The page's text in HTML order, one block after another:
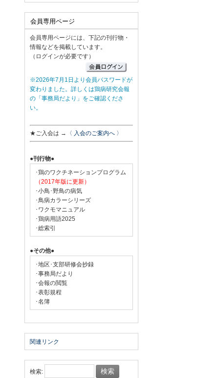
会員専用ページ
会員専用ページには、下記の刊行物・
情報などを掲載しています。
（ログインが必要です）
※2026年7月1日より会員パスワードが
変わりました。詳しくは鶏病研究会報
の「事務局だより」をご確認くださ
い。
★ご入会は → 〈 入会のご案内へ 〉
●刊行物●
･鶏のワクチネーションプログラム
（2017年版に更新）
･小鳥･野鳥の病気
･鳥病カラーシリーズ
･ワクモマニュアル
･鶏病用語2025
･総索引
●その他●
･地区･支部研修会抄録
･事務局だより
･会報の閲覧
･表彰規程
･名簿
関連リンク
検索: